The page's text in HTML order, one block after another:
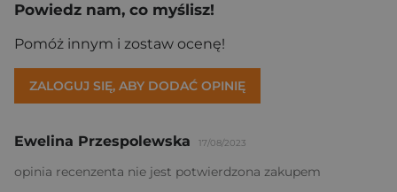
Powiedz nam, co myślisz!
Pomóż innym i zostaw ocenę!
ZALOGUJ SIĘ, ABY DODAĆ OPINIĘ
Ewelina Przespolewska 17/08/2023
opinia recenzenta nie jest potwierdzona zakupem